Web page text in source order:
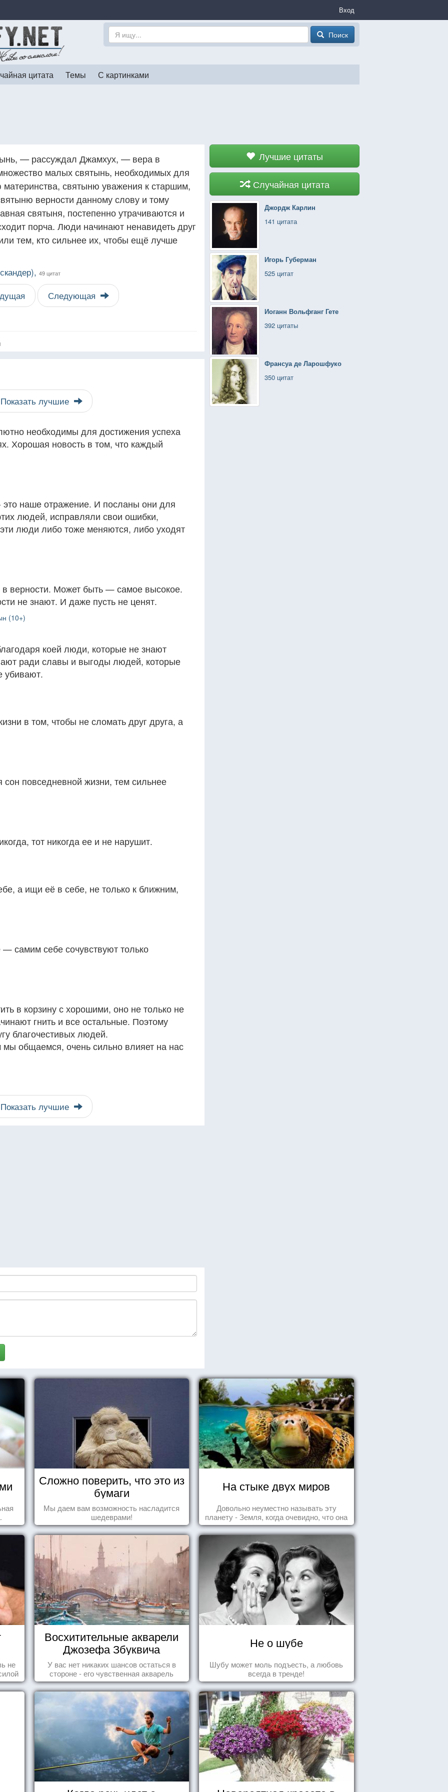
Вход
Поиск
цитата Темы С картинками
Лучшие цитаты
Случайная цитата
Джордж Карлин
141 цитата
Игорь Губерман
525 цитат
Иоганн Вольфганг Гете
392 цитаты
Франсуа де Ларошфуко
350 цитат
— рассуждал Джамхух, — вера в
малых святынь, необходимых для
святыню уважения к старшим,
верности данному слову и тому
святыня, постепенно утрачиваются и
порча. Люди начинают ненавидеть друг
тем, кто сильнее их, чтобы ещё лучше
49 цитат
Следующая
Показать лучшие
необходимы для достижения успеха
Хорошая новость в том, что каждый
наше отражение. И посланы они для
людей, исправляли свои ошибки,
люди либо тоже меняются, либо уходят
верности. Может быть — самое высокое.
не знают. И даже пусть не ценят.
(10+)
коей люди, которые не знают
ради славы и выгоды людей, которые
убивают.
в том, чтобы не сломать друг друга, а
сон повседневной жизни, тем сильнее
тот никогда ее и не нарушит.
а ищи её в себе, не только к ближним,
самим себе сочувствуют только
в корзину с хорошими, оно не только не
гнить и все остальные. Поэтому
благочестивых людей.
общаемся, очень сильно влияет на нас
Показать лучшие
Сложно поверить, что это из
бумаги
Мы даем вам возможность насладится
шедеврами!
На стыке двух миров
Довольно неуместно называть эту
планету - Земля, когда очевидно, что она
- Океан.
не
...
Восхитительные акварели
Джозефа Збуквича
У вас нет никаких шансов остаться в
стороне - его чувственная акварель
покорила жителей всего мира.
Не о шубе
Шубу может моль подъесть, а любовь
всегда в тренде!